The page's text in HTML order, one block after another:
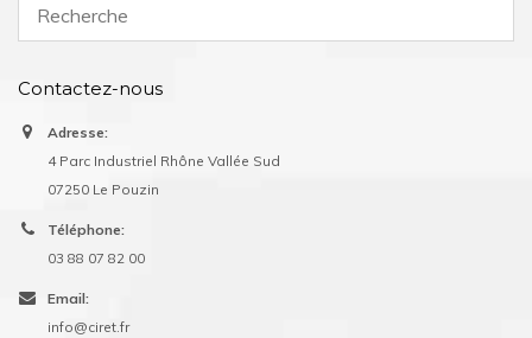
Contactez-nous
Adresse:
4 Parc Industriel Rhône Vallée Sud
07250 Le Pouzin
Téléphone:
03 88 07 82 00
Email:
info@ciret.fr